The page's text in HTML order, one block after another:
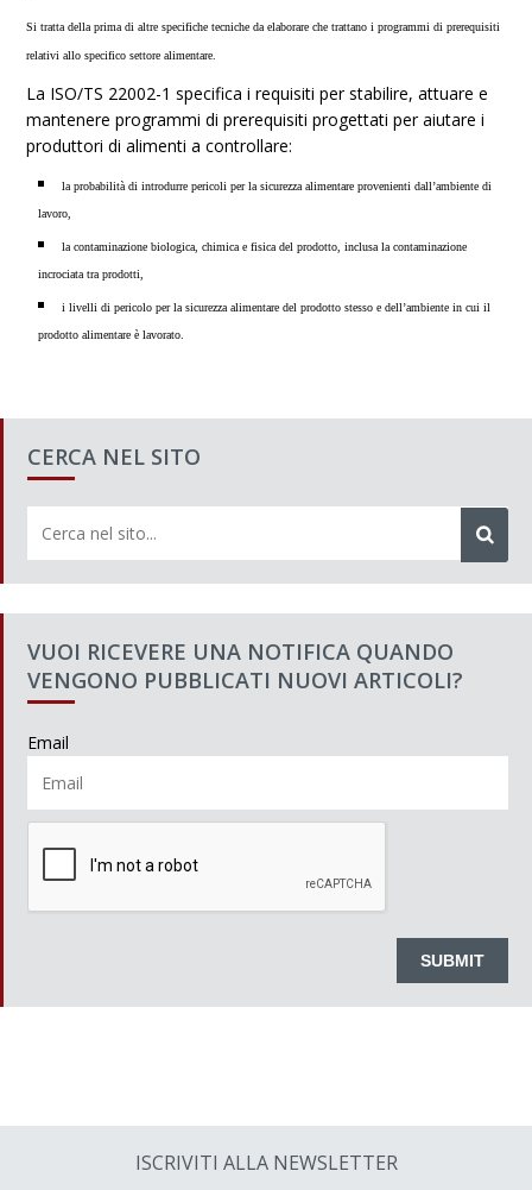
Si tratta della prima di altre specifiche tecniche da elaborare che trattano i programmi di prerequisiti
relativi allo specifico settore alimentare.
La ISO/TS 22002-1 specifica i requisiti per stabilire, attuare e
mantenere programmi di prerequisiti progettati per aiutare i
produttori di alimenti a controllare:
la probabilità di introdurre pericoli per la sicurezza alimentare provenienti dall’ambiente di
lavoro,
la contaminazione biologica, chimica e fisica del prodotto, inclusa la contaminazione
incrociata tra prodotti,
i livelli di pericolo per la sicurezza alimentare del prodotto stesso e dell’ambiente in cui il
prodotto alimentare è lavorato.
CERCA NEL SITO
VUOI RICEVERE UNA NOTIFICA QUANDO
VENGONO PUBBLICATI NUOVI ARTICOLI?
Email
ISCRIVITI ALLA NEWSLETTER